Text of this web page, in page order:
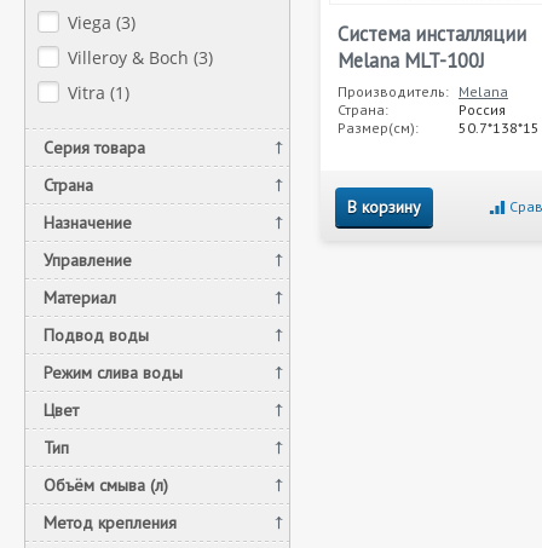
Viega (3)
Villeroy & Boch (3)
Vitra (1)
Серия товара
Страна
Назначение
Управление
Материал
Подвод воды
Режим слива воды
Цвет
Тип
Объём смыва (л)
Метод крепления
Система инсталляции
Melana MLT-100J
Производитель: Melana
Страна:
Россия
Размер(см):
50.7*138*15
В корзину